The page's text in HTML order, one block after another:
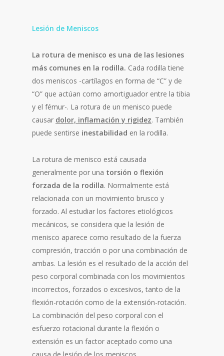
Lesión de Meniscos
La rotura de menisco es una de las lesiones
más comunes en la rodilla. Cada rodilla tiene
dos meniscos -cartílagos en forma de “C” y de
“O” que actúan como amortiguador entre la tibia
y el fémur-. La rotura de un menisco puede
causar dolor, inflamación y rigidez. También
puede sentirse inestabilidad en la rodilla.
La rotura de menisco está causada
generalmente por una torsión o flexión
forzada de la rodilla. Normalmente está
relacionada con un movimiento brusco y
forzado. Al estudiar los factores etiológicos
mecánicos, se considera que la lesión de
menisco aparece como resultado de la fuerza
compresión, tracción o por una combinación de
ambas. La lesión es el resultado de la acción del
peso corporal combinada con los movimientos
incorrectos, forzados o excesivos, tanto de la
flexión-rotación como de la extensión-rotación.
La combinación del peso corporal con el
esfuerzo rotacional durante la flexión o
extensión es un factor aceptado como una